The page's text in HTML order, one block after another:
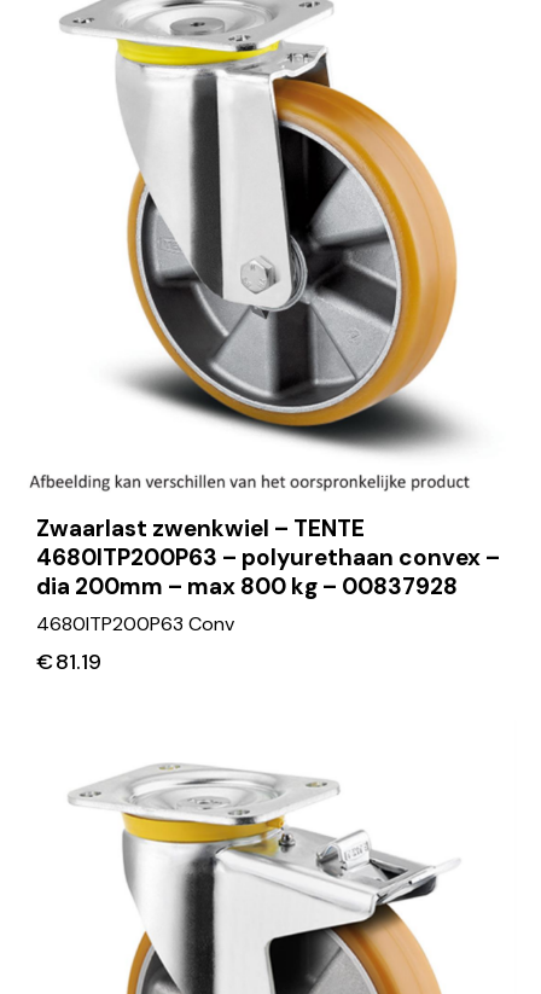
Zwaarlast zwenkwiel – TENTE
4680ITP200P63 – polyurethaan convex –
dia 200mm – max 800 kg – 00837928
4680ITP200P63 Conv
€81.19